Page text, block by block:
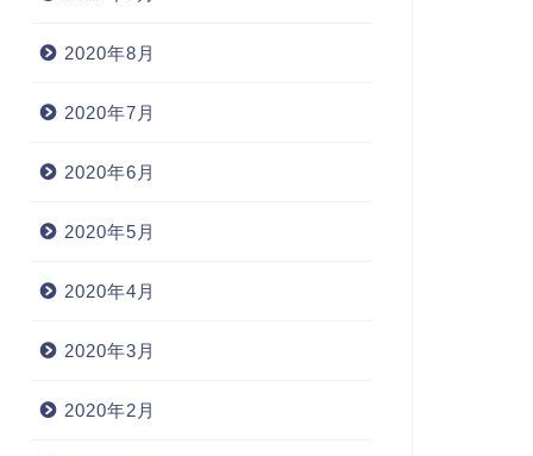
2020年8月
2020年7月
2020年6月
2020年5月
2020年4月
2020年3月
2020年2月